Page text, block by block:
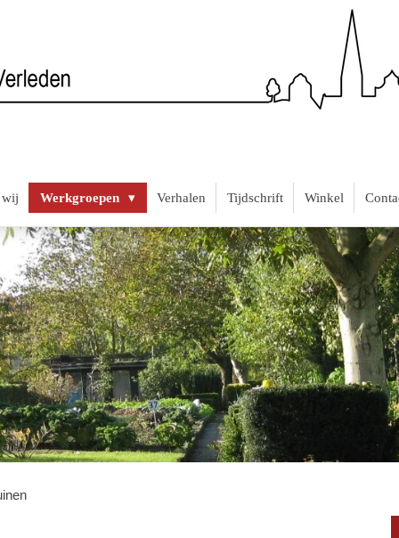
wij Werkgroepen Verhalen Tijdschrift Winkel